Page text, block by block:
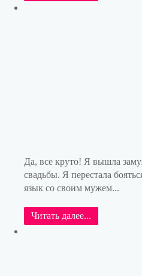
Да, все круто! Я вышла
свадьбы. Я перестала
язык со своим мужем...
Читать далее...